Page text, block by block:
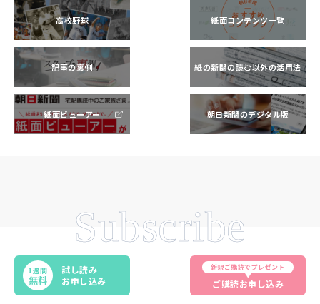
高校野球 紙面コンテンツ一覧
記事の裏側 紙の新聞の読む以外の活用法
紙面ビューアー 朝日新聞のデジタル版
Subscribe
1週間
無料
試し読み
お申し込み
新規ご購読でプレゼント
ご購読お申し込み